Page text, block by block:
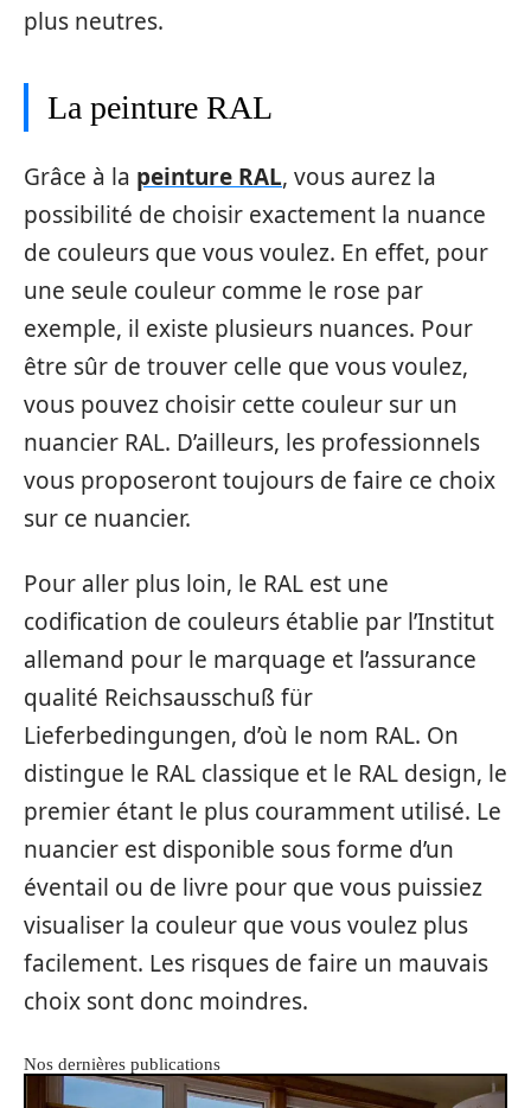
plus neutres.
La peinture RAL
Grâce à la peinture RAL, vous aurez la
possibilité de choisir exactement la nuance
de couleurs que vous voulez. En effet, pour
une seule couleur comme le rose par
exemple, il existe plusieurs nuances. Pour
être sûr de trouver celle que vous voulez,
vous pouvez choisir cette couleur sur un
nuancier RAL. D’ailleurs, les professionnels
vous proposeront toujours de faire ce choix
sur ce nuancier.
Pour aller plus loin, le RAL est une
codification de couleurs établie par l’Institut
allemand pour le marquage et l’assurance
qualité Reichsausschuß für
Lieferbedingungen, d’où le nom RAL. On
distingue le RAL classique et le RAL design, le
premier étant le plus couramment utilisé. Le
nuancier est disponible sous forme d’un
éventail ou de livre pour que vous puissiez
visualiser la couleur que vous voulez plus
facilement. Les risques de faire un mauvais
choix sont donc moindres.
Nos dernières publications